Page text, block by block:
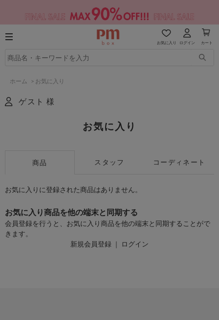
お気に入り ログイン カート
ホーム > お気に入り
ゲスト 様
お気に入り
商品 スタッフ コーディネート
お気に入りに登録された商品はありません。
お気に入り商品を他の端末と同期する
会員登録を行うと、お気に入り商品を他の端末と同期することがで
きます。
新規会員登録 ｜ ログイン